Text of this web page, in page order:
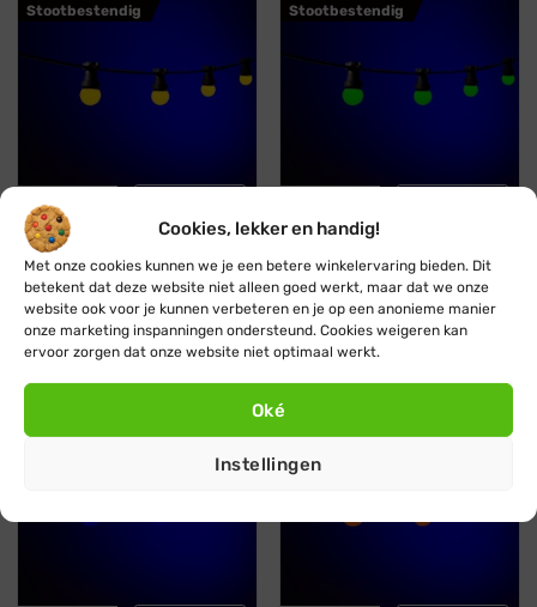
Cookies, lekker en handig!
Met onze cookies kunnen we je een betere winkelervaring bieden. Dit
betekent dat deze website niet alleen goed werkt, maar dat we onze
website ook voor je kunnen verbeteren en je op een anonieme manier
onze marketing inspanningen ondersteund. Cookies weigeren kan
ervoor zorgen dat onze website niet optimaal werkt.
Oké
Instellingen
Stootbestendig
Blynx Festoon
Prikkabel · Lichtsnoer ·
Koppelbaar ·1 kleur · Geel
Vanaf:€29,95 €27,95
Stootbestendig
Prikkabel · Lichtsnoer ·
Koppelbaar · 1 kleur ·
Groen
Vanaf:€29,95
Stootbestendig
Stootbestendig